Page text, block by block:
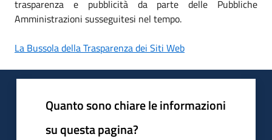
trasparenza e pubblicità da parte delle Pubbliche
Amministrazioni susseguitesi nel tempo.
La Bussola della Trasparenza dei Siti Web
Quanto sono chiare le informazioni
su questa pagina?